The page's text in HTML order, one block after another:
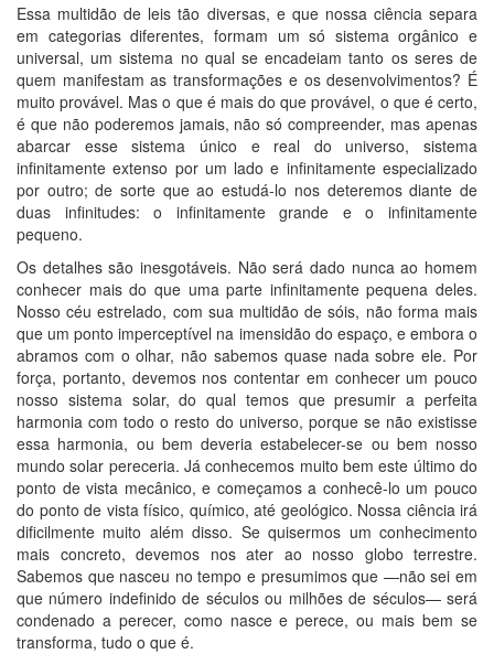
Essa multidão de leis tão diversas, e que nossa ciência separa
em categorias diferentes, formam um só sistema orgânico e
universal, um sistema no qual se encadeiam tanto os seres de
quem manifestam as transformações e os desenvolvimentos? É
muito provável. Mas o que é mais do que provável, o que é certo,
é que não poderemos jamais, não só compreender, mas apenas
abarcar esse sistema único e real do universo, sistema
infinitamente extenso por um lado e infinitamente especializado
por outro; de sorte que ao estudá-lo nos deteremos diante de
duas infinitudes: o infinitamente grande e o infinitamente
pequeno.
Os detalhes são inesgotáveis. Não será dado nunca ao homem
conhecer mais do que uma parte infinitamente pequena deles.
Nosso céu estrelado, com sua multidão de sóis, não forma mais
que um ponto imperceptível na imensidão do espaço, e embora o
abramos com o olhar, não sabemos quase nada sobre ele. Por
força, portanto, devemos nos contentar em conhecer um pouco
nosso sistema solar, do qual temos que presumir a perfeita
harmonia com todo o resto do universo, porque se não existisse
essa harmonia, ou bem deveria estabelecer-se ou bem nosso
mundo solar pereceria. Já conhecemos muito bem este último do
ponto de vista mecânico, e começamos a conhecê-lo um pouco
do ponto de vista físico, químico, até geológico. Nossa ciência irá
dificilmente muito além disso. Se quisermos um conhecimento
mais concreto, devemos nos ater ao nosso globo terrestre.
Sabemos que nasceu no tempo e presumimos que —não sei em
que número indefinido de séculos ou milhões de séculos— será
condenado a perecer, como nasce e perece, ou mais bem se
transforma, tudo o que é.